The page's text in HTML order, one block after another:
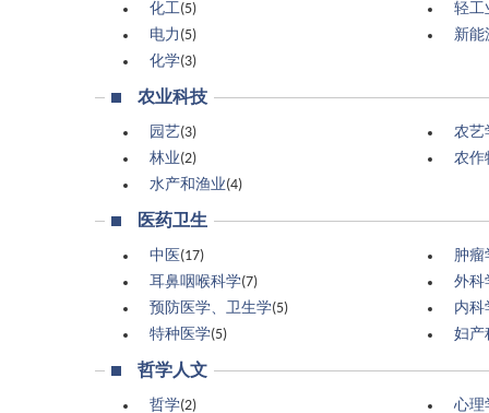
化工(5)
轻工
电力 (5)
新能
化学(3)
农业科技
园艺(3)
农艺
林业(2)
农作
水产和渔业(4)
医药卫生
中医(17)
肿瘤
耳鼻咽喉科学(7)
外科
预防医学、卫生学(5)
内科
特种医学(5) 妇产
哲学人文
哲学(2) 心理